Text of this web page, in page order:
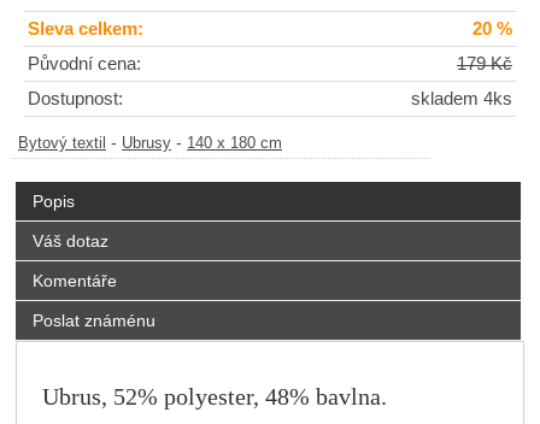
Sleva celkem:
20 %
Původní cena:
179 Kč
Dostupnost:
skladem 4ks
Bytový textil - Ubrusy - 140 x 180 cm
Popis
Váš dotaz
Komentáře
Poslat známénu
Ubrus, 52% polyester, 48% bavlna.